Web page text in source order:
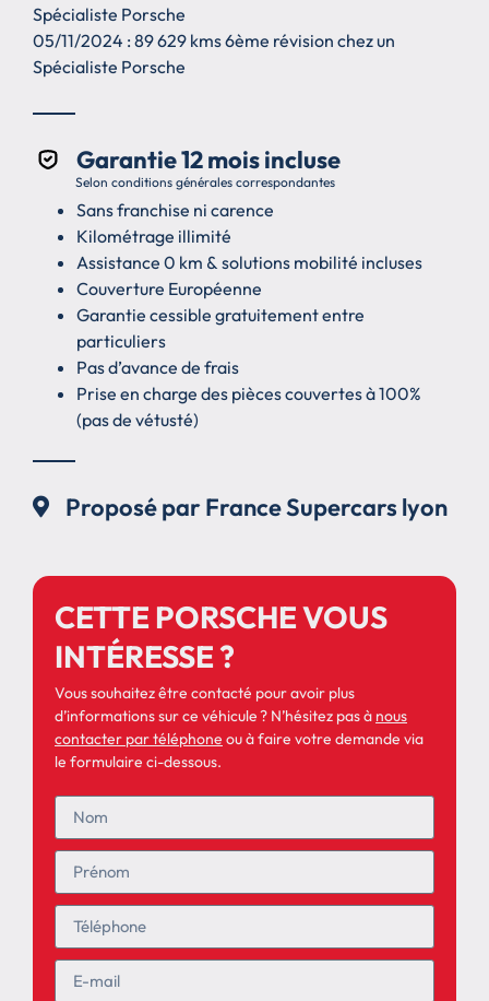
Spécialiste Porsche
05/11/2024 : 89 629 kms 6ème révision chez un
Spécialiste Porsche
Garantie 12 mois incluse
Selon conditions générales correspondantes
Sans franchise ni carence
Kilométrage illimité
Assistance 0 km & solutions mobilité incluses
Couverture Européenne
Garantie cessible gratuitement entre
particuliers
Pas d’avance de frais
Prise en charge des pièces couvertes à 100%
(pas de vétusté)
Proposé par France Supercars lyon
CETTE PORSCHE VOUS
INTÉRESSE ?
Vous souhaitez être contacté pour avoir plus
d’informations sur ce véhicule ? N’hésitez pas à nous
contacter par téléphone ou à faire votre demande via
le formulaire ci-dessous.